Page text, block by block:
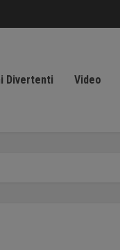
Divertenti Video